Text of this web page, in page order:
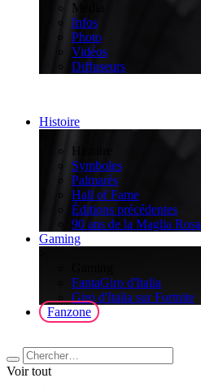
Media
Infos
Photo
Vidéos
Diffuseurs
Histoire
Histoire
Symboles
Palmarès
Hall of Fame
Éditions précédentes
90 ans de la Maglia Rosa
Gaming
FantaGiro d'Italia
Giro d'Italia sur Fortnite
Fanzone
Voir tout